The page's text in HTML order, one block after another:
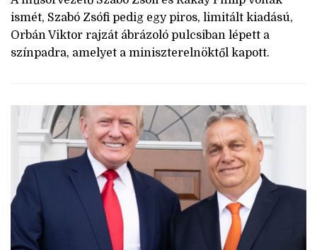
ismét, Szabó Zsófi pedig egy piros, limitált kiadású,
Orbán Viktor rajzát ábrázoló pulcsiban lépett a
színpadra, amelyet a miniszterelnöktől kapott.